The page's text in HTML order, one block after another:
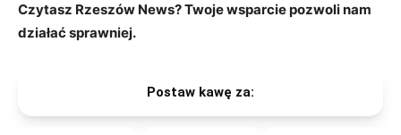
Czytasz Rzeszów News? Twoje wsparcie pozwoli nam
działać sprawniej.
Postaw kawę za: